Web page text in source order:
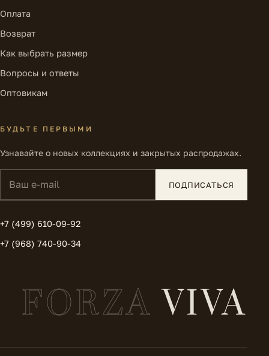
Оплата
Возврат
Как выбрать размер
Вопросы и ответы
Оптовикам
БУДЬТЕ ПЕРВЫМИ
Узнавайте о новых коллекциях и закрытых распродажах.
ПОДПИСАТЬСЯ
+7 (499) 610-09-92
+7 (968) 740-90-34
FORZAVIVA